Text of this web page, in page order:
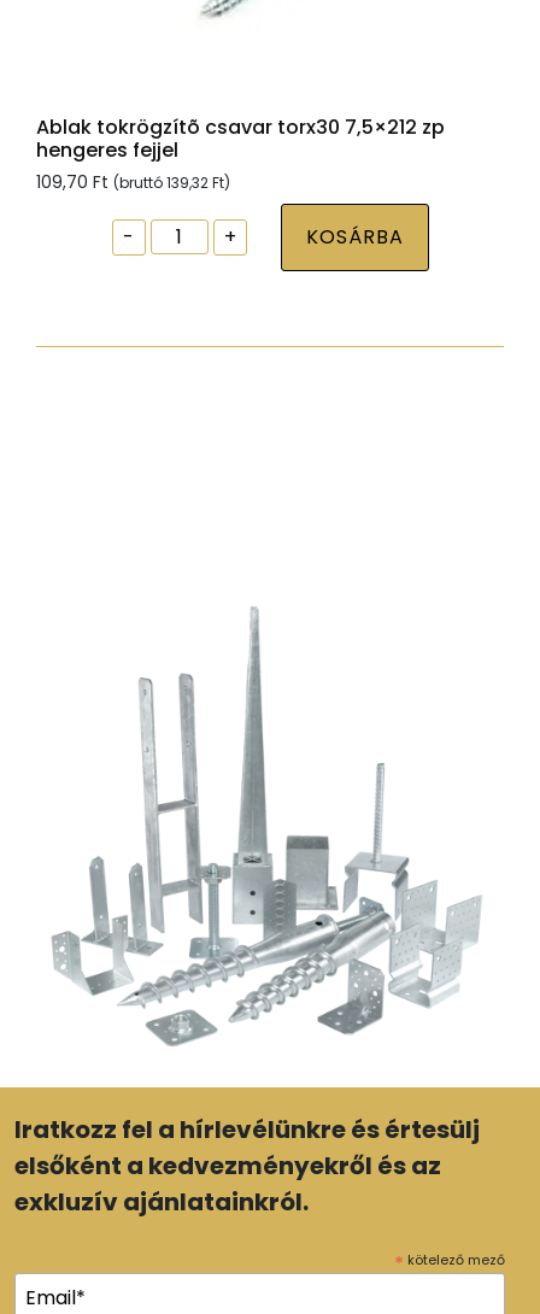
Ablak tokrögzítõ csavar torx30 7,5×212 zp
hengeres fejjel
109,70 Ft (bruttó139,32Ft)
-
Ablak
tokrögzítõ
7,5x212
+ KOSÁRBA
Iratkozz fel a hírlevélünkre és értesülj
elsőként a kedvezményekről és az
exkluzív ajánlatainkról.
* kötelező mező